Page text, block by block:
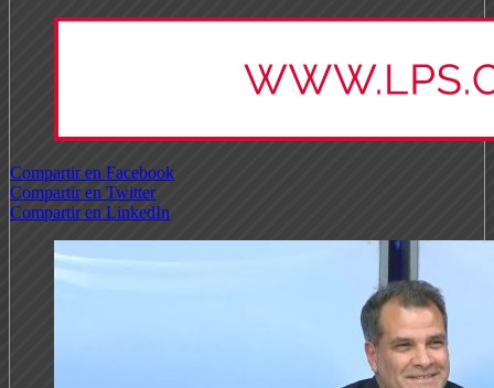
Compartir en Facebook
Compartir en Twitter
Compartir en LinkedIn